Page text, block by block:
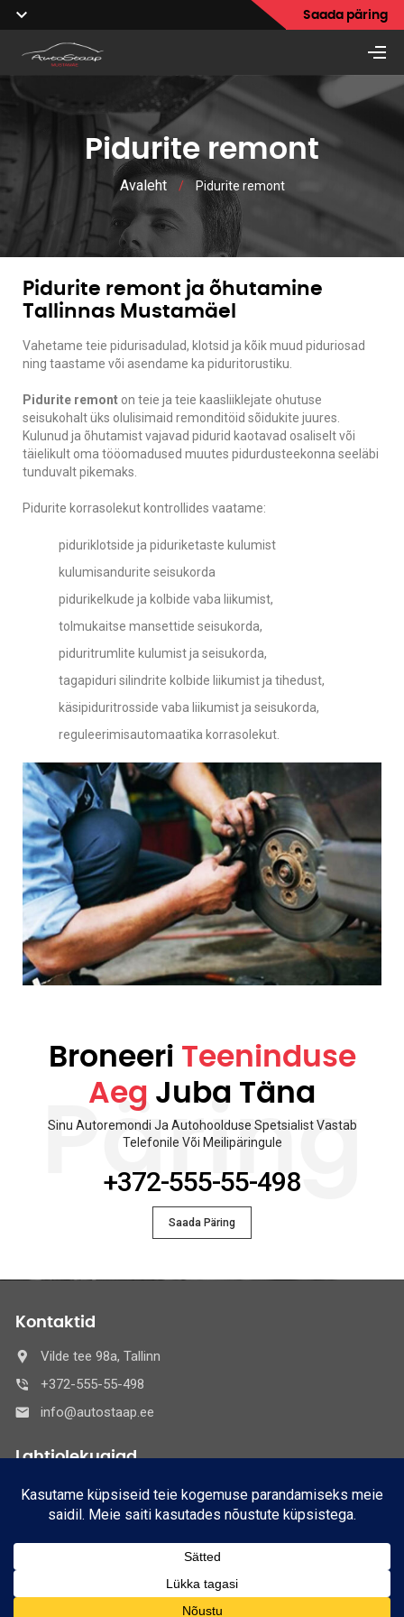
Saada päring
Pidurite remont
Avaleht / Pidurite remont
Pidurite remont ja õhutamine
Tallinnas Mustamäel
Vahetame teie pidurisadulad, klotsid ja kõik muud piduriosad
ning taastame või asendame ka piduritorustiku.
Pidurite remont on teie ja teie kaasliiklejate ohutuse
seisukohalt üks olulisimaid remonditöid sõidukite juures.
Kulunud ja õhutamist vajavad pidurid kaotavad osaliselt või
täielikult oma tööomadused muutes pidurdusteekonna seeläbi
tunduvalt pikemaks.
Pidurite korrasolekut kontrollides vaatame:
piduriklotside ja piduriketaste kulumist
kulumisandurite seisukorda
pidurikelkude ja kolbide vaba liikumist,
tolmukaitse mansettide seisukorda,
piduritrumlite kulumist ja seisukorda,
tagapiduri silindrite kolbide liikumist ja tihedust,
käsipiduritrosside vaba liikumist ja seisukorda,
reguleerimisautomaatika korrasolekut.
Päring
Broneeri Teeninduse
Aeg Juba Täna
Sinu Autoremondi Ja Autohoolduse Spetsialist Vastab
Telefonile Või Meilipäringule
+372-555-55-498
Saada Päring
Kontaktid
Vilde tee 98a, Tallinn
+372-555-55-498
info@autostaap.ee
Lahtiolekuajad
E-R8:30 - 17:30
Nädalavahetused:Suletud
© 2021 Autostaaap OÜ,
Kõik õigused kaitstud